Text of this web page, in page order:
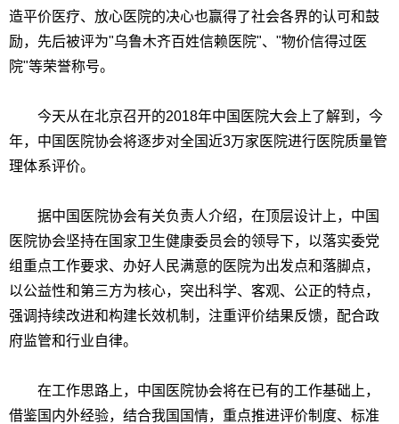
造平价医疗、放心医院的决心也赢得了社会各界的认可和鼓
励，先后被评为"乌鲁木齐百姓信赖医院"、"物价信得过医
院"等荣誉称号。
今天从在北京召开的2018年中国医院大会上了解到，今
年，中国医院协会将逐步对全国近3万家医院进行医院质量管
理体系评价。
据中国医院协会有关负责人介绍，在顶层设计上，中国
医院协会坚持在国家卫生健康委员会的领导下，以落实委党
组重点工作要求、办好人民满意的医院为出发点和落脚点，
以公益性和第三方为核心，突出科学、客观、公正的特点，
强调持续改进和构建长效机制，注重评价结果反馈，配合政
府监管和行业自律。
在工作思路上，中国医院协会将在已有的工作基础上，
借鉴国内外经验，结合我国国情，重点推进评价制度、标准